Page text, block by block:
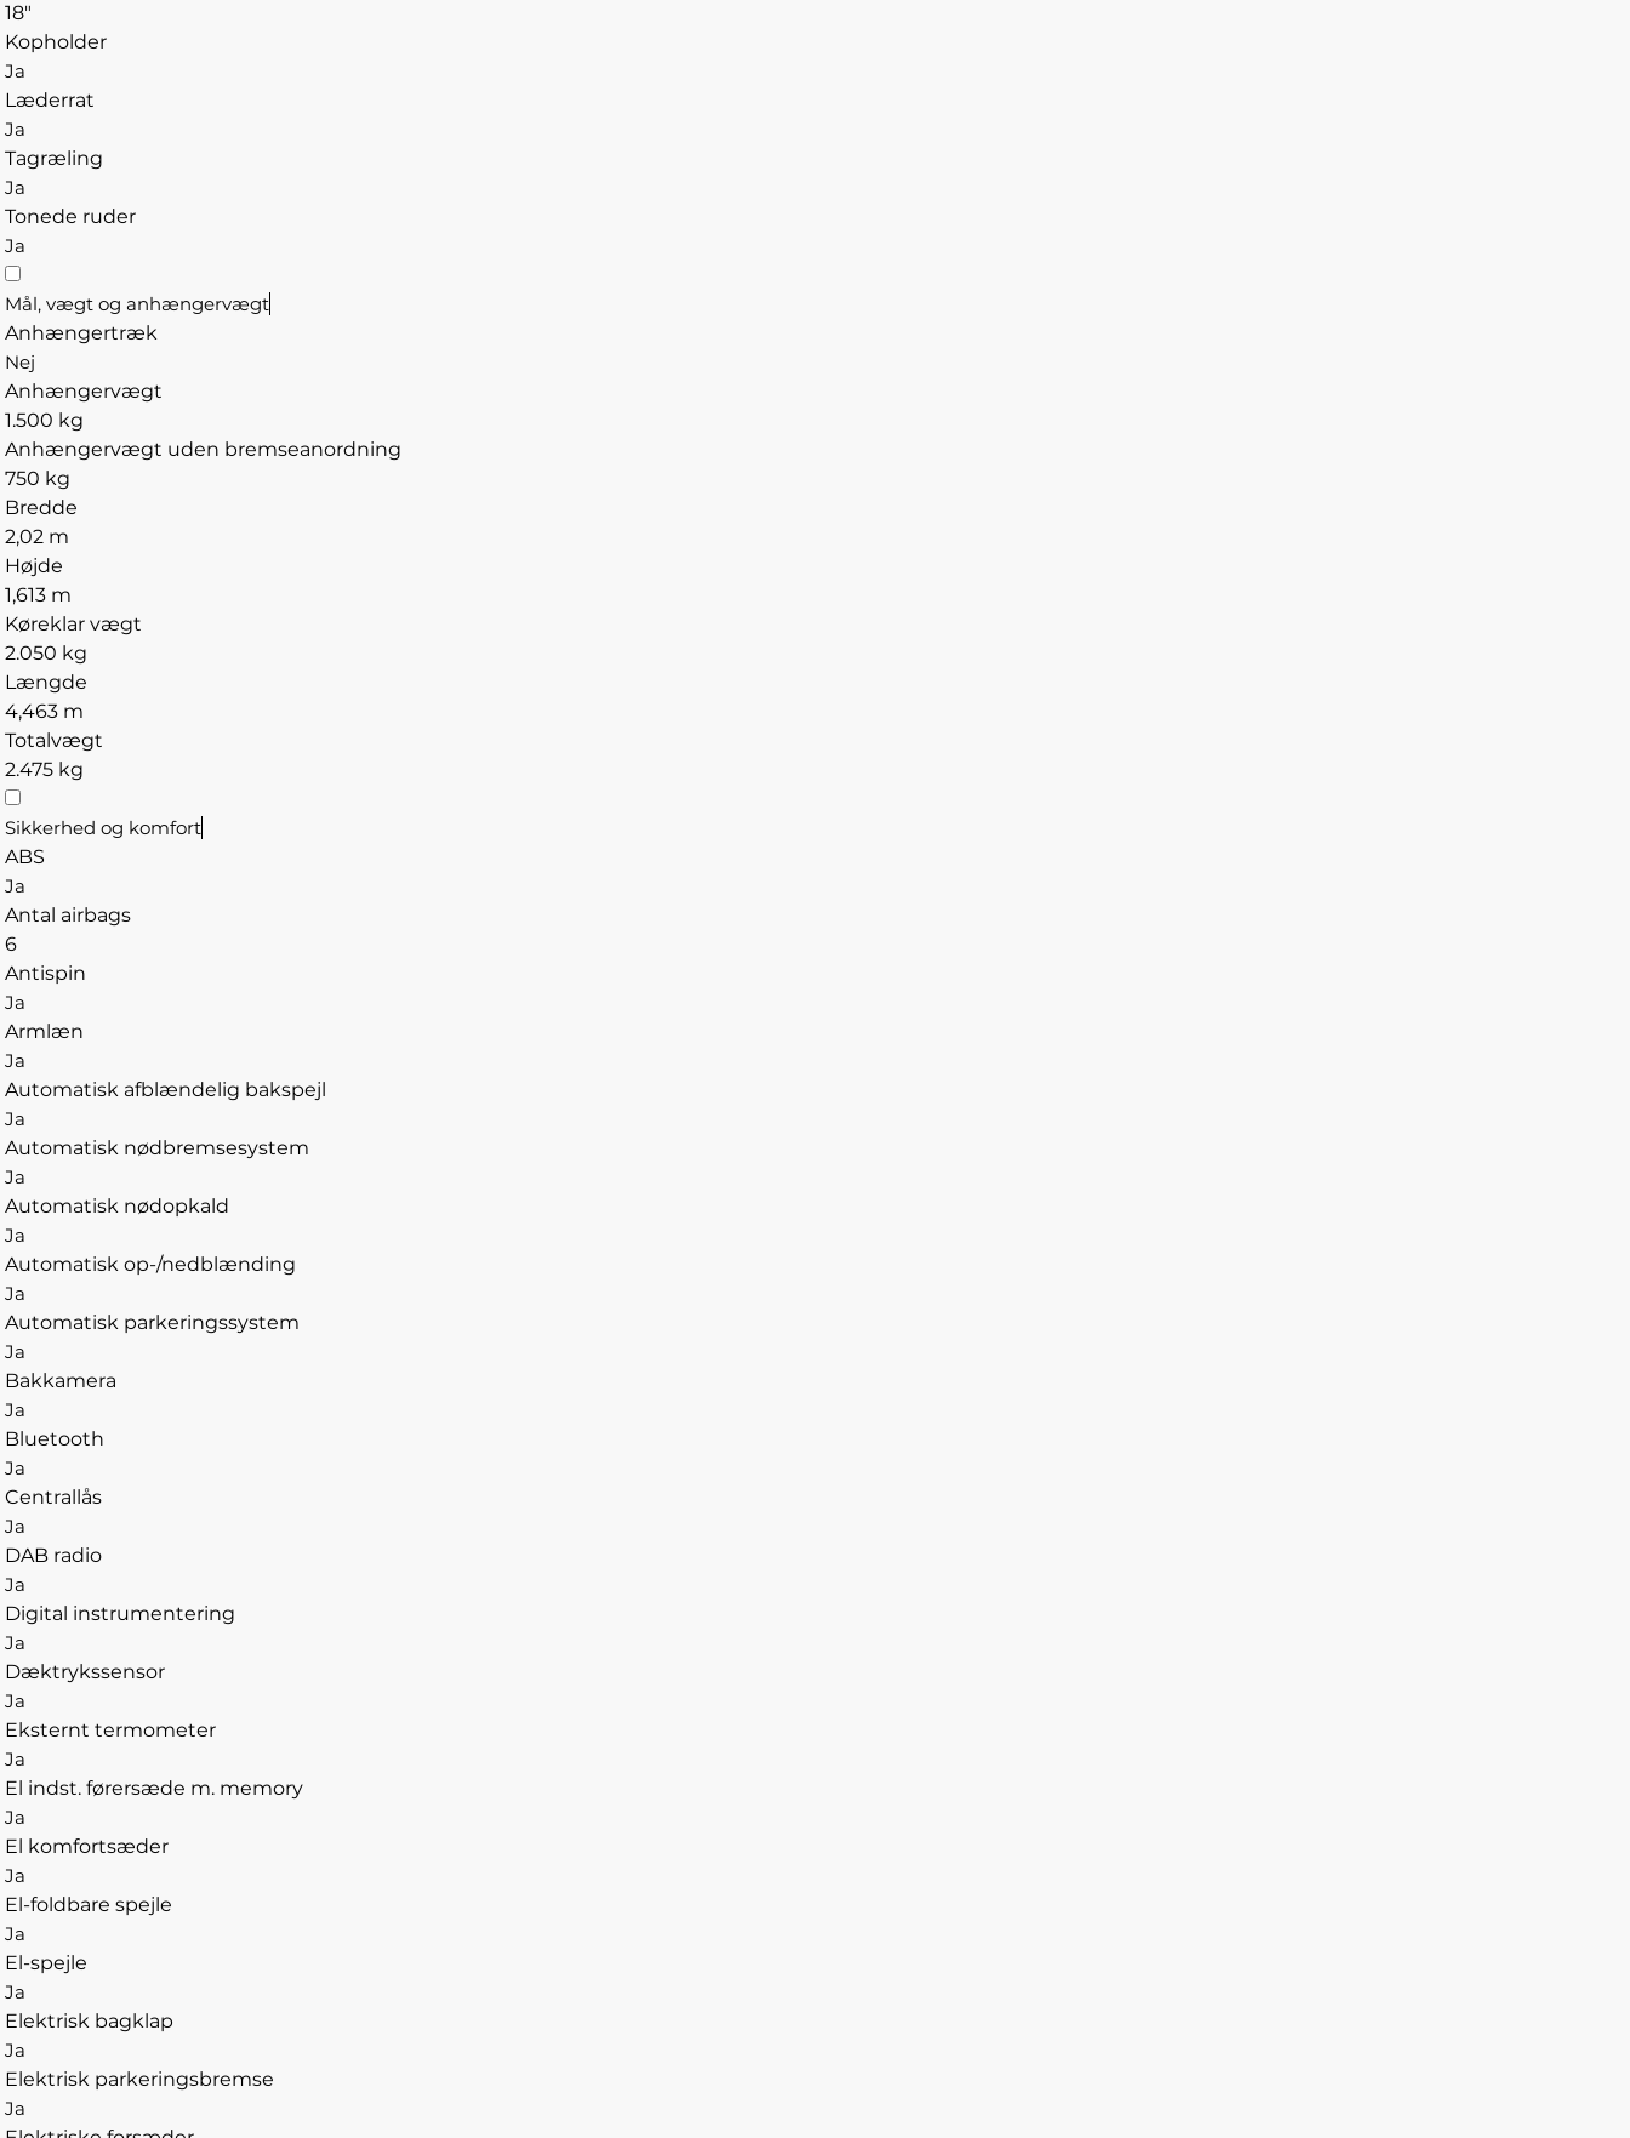
18"
Kopholder
Ja
Læderrat
Ja
Tagræling
Ja
Tonede ruder
Ja
Mål, vægt og anhængervægt
Anhængertræk
Nej
Anhængervægt
1.500 kg
Anhængervægt uden bremseanordning
750 kg
Bredde
2,02 m
Højde
1,613 m
Køreklar vægt
2.050 kg
Længde
4,463 m
Totalvægt
2.475 kg
Sikkerhed og komfort
ABS
Ja
Antal airbags
6
Antispin
Ja
Armlæn
Ja
Automatisk afblændelig bakspejl
Ja
Automatisk nødbremsesystem
Ja
Automatisk nødopkald
Ja
Automatisk op-/nedblænding
Ja
Automatisk parkeringssystem
Ja
Bakkamera
Ja
Bluetooth
Ja
Centrallås
Ja
DAB radio
Ja
Digital instrumentering
Ja
Dæktrykssensor
Ja
Eksternt termometer
Ja
El indst. førersæde m. memory
Ja
El komfortsæder
Ja
El-foldbare spejle
Ja
El-spejle
Ja
Elektrisk bagklap
Ja
Elektrisk parkeringsbremse
Ja